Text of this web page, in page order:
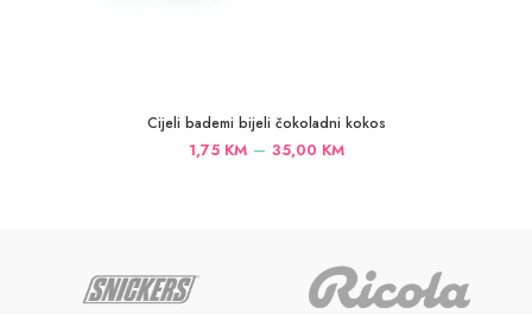
Cijeli bademi bijeli čokoladni kokos
1,75 KM – 35,00 KMPrice